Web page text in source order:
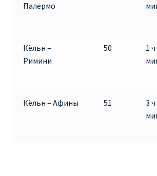
Палермо
Кёльн –
Римини
50
1
Кёльн – Афины 51
3